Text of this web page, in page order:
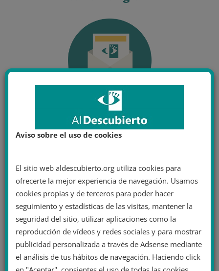
Aviso sobre el uso de cookies
El sitio web aldescubierto.org utiliza cookies para
ofrecerte la mejor experiencia de navegación. Usamos
cookies propias y de terceros para poder hacer
seguimiento y estadísticas de las visitas, mantener la
seguridad del sitio, utilizar aplicaciones como la
reproducción de vídeos y redes sociales y para mostrar
publicidad personalizada a través de Adsense mediante
el análisis de tus hábitos de navegación. Haciendo click